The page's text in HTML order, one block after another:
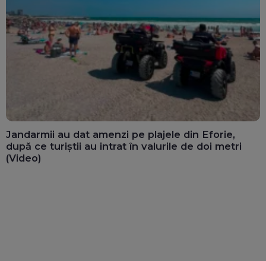
Jandarmii au dat amenzi pe plajele din Eforie,
după ce turiștii au intrat în valurile de doi metri
(Video)